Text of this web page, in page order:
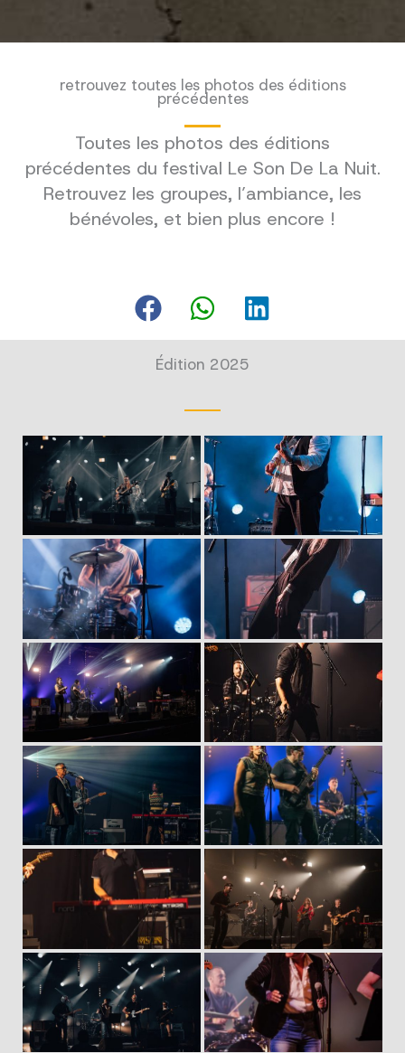
retrouvez toutes les photos des éditions
précédentes
Toutes les photos des éditions
précédentes du festival Le Son De La Nuit.
Retrouvez les groupes, l’ambiance, les
bénévoles, et bien plus encore !
Édition 2025